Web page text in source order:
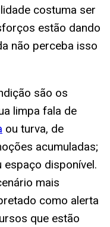
costuma ser
estão dando
não perceba isso
são os
limpa fala de
ou turva, de
acumuladas;
espaço disponível.
mais
como alerta
que estão